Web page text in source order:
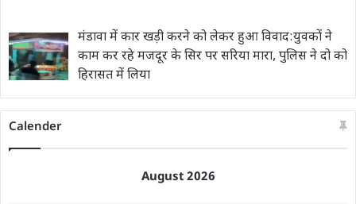
मंडावा में कार खड़ी करने को लेकर हुआ विवाद:युवकों ने
काम कर रहे मजदूर के सिर पर सरिया मारा, पुलिस ने दो को
हिरासत में लिया
Calender
August 2026